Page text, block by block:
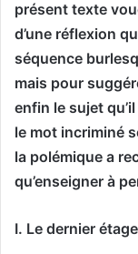
présent texte
d’une réflexion
séquence
mais pour
enfin le sujet
le mot incriminé
la polémique a
qu’enseigner à
I. Le dernier